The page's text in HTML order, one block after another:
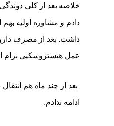
دادم و مشاوره اولیه
داشت. بعد از مصرف
عمل هیستروسکپی برام
بعد از چند ماه هم
ادامه ندادم.